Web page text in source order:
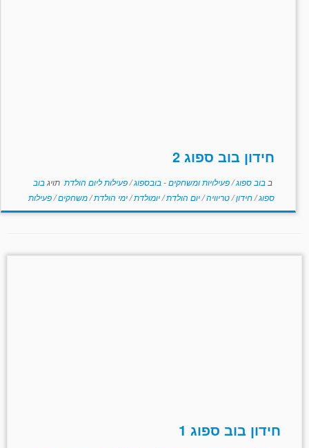
חידון בוב ספוג 2
ב בוב ספוג/פעילויות ומשחקים - בובספוג/פעילות ליום הולדת תויגבוב
ספוג/חידון/טריוויה/יום הולדת/יומולדת/ימי הולדת/משחקים/פעילות
חידון בוב ספוג 1